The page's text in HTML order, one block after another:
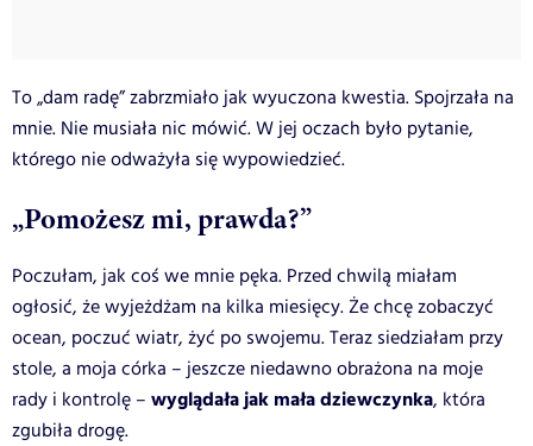
To „dam radę” zabrzmiało jak wyuczona kwestia. Spojrzała na
mnie. Nie musiała nic mówić. W jej oczach było pytanie,
którego nie odważyła się wypowiedzieć.
„Pomożesz mi, prawda?”
Poczułam, jak coś we mnie pęka. Przed chwilą miałam
ogłosić, że wyjeżdżam na kilka miesięcy. Że chcę zobaczyć
ocean, poczuć wiatr, żyć po swojemu. Teraz siedziałam przy
stole, a moja córka – jeszcze niedawno obrażona na moje
rady i kontrolę – wyglądała jak mała dziewczynka, która
zgubiła drogę.